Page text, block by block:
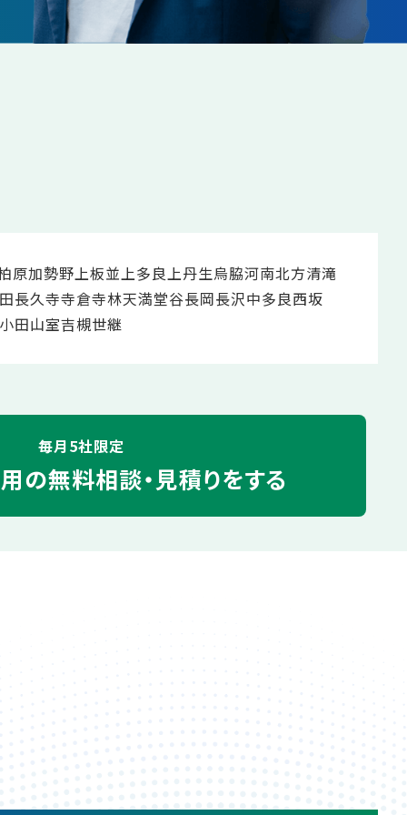
原加勢野 上板並 上多良 上丹生烏脇河南北方清滝
長久寺寺倉寺林天満堂谷長岡長沢中多良西坂
小田山室吉槻世継
毎月5社限定
の無料相談・見積りをする